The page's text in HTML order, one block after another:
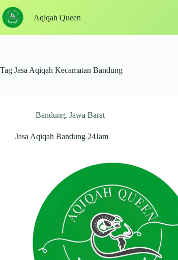
to
content
Aqiqah Queen
Tag Jasa Aqiqah Kecamatan Bandung
Bandung, Jawa Barat
Jasa Aqiqah Bandung 24Jam